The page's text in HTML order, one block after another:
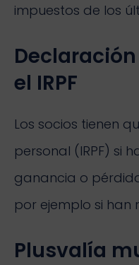
impuestos de los
el IRPF
Los socios tienen
personal (IRPF) si
ganancia o
por ejemplo si han
Plusvalía